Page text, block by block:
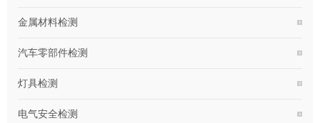
金属材料检测
汽车零部件检测
灯具检测
电气安全检测